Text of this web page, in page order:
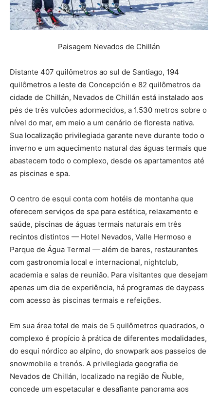
Paisagem Nevados de Chillán
Distante 407 quilômetros ao sul de Santiago, 194
quilômetros a leste de Concepción e 82 quilômetros da
cidade de Chillán, Nevados de Chillán está instalado aos
pés de três vulcões adormecidos, a 1.530 metros sobre o
nível do mar, em meio a um cenário de floresta nativa.
Sua localização privilegiada garante neve durante todo o
inverno e um aquecimento natural das águas termais que
abastecem todo o complexo, desde os apartamentos até
as piscinas e spa.
O centro de esqui conta com hotéis de montanha que
oferecem serviços de spa para estética, relaxamento e
saúde, piscinas de águas termais naturais em três
recintos distintos — Hotel Nevados, Valle Hermoso e
Parque de Água Termal — além de bares, restaurantes
com gastronomia local e internacional, nightclub,
academia e salas de reunião. Para visitantes que desejam
apenas um dia de experiência, há programas de daypass
com acesso às piscinas termais e refeições.
Em sua área total de mais de 5 quilômetros quadrados, o
complexo é propício à prática de diferentes modalidades,
do esqui nórdico ao alpino, do snowpark aos passeios de
snowmobile e trenós. A privilegiada geografia de
Nevados de Chillán, localizado na região de Ñuble,
concede um espetacular e desafiante panorama aos